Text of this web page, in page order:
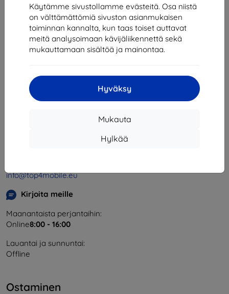
Käytämme sivustollamme evästeitä. Osa niistä
on välttämättömiä sivuston asianmukaisen
toiminnan kannalta, kun taas toiset auttavat
meitä analysoimaan kävijäliikennettä sekä
mukauttamaan sisältöä ja mainontaa.
Hyväksy
Mukauta
Hylkää
«
Shield-SK s.r.o.
SK2023549671
info@top4mobile.eu
Kirjoita meille
Maanantaista perjantaihin:
Online8:00 - 16:00
Lauantai ja sunnuntai:
Offline
Ostaminen